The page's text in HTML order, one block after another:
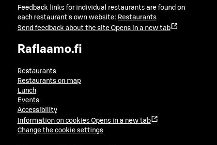
Feedback links for individual restaurants are found on
each restaurant's own website: Restaurants
Send feedback about the site Opens in a new tab
Raflaamo.fi
Restaurants
Restaurants on map
Lunch
Events
Accessibility
Information on cookies Opens in a new tab
Change the cookie settings